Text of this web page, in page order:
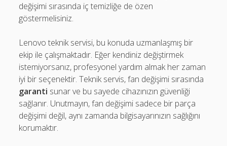
değişimi sırasında iç temizliğe de özen
göstermelisiniz.
Lenovo teknik servisi, bu konuda uzmanlaşmış bir
ekip ile çalışmaktadır. Eğer kendiniz değiştirmek
istemiyorsanız, profesyonel yardım almak her zaman
iyi bir seçenektir. Teknik servis, fan değişimi sırasında
garanti sunar ve bu sayede cihazınızın güvenliği
sağlanır. Unutmayın, fan değişimi sadece bir parça
değişimi değil, aynı zamanda bilgisayarınızın sağlığını
korumaktır.